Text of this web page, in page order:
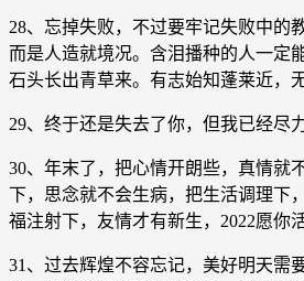
28、忘掉失败，不过要牢记失败中的
而是人造就境况。含泪播种的人一定
石头长出青草来。有志始知蓬莱近，
29、终于还是失去了你，但我已经尽力
30、年末了，把心情开朗些，真情就
下，思念就不会生病，把生活调理下
福注射下，友情才有新生，2022愿你
31、过去辉煌不容忘记，美好明天需